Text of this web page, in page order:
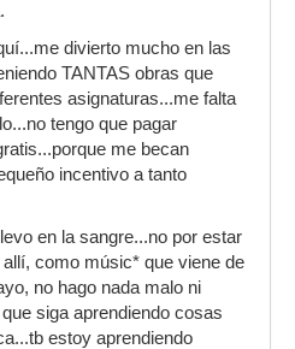
divierto mucho en las
TANTAS obras que
asignaturas...me falta
tengo que pagar
me becan
incentivo a tanto
en la sangre...no por estar
como músic* que viene de
no hago nada malo ni
siga aprendiendo cosas
estoy aprendiendo